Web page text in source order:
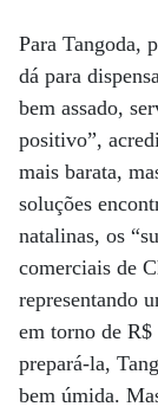
Para Tangoda,
dá para
bem assado,
positivo”,
mais barata,
soluções
natalinas, os
comerciais de
representando
em torno de
prepará-la,
bem úmida.